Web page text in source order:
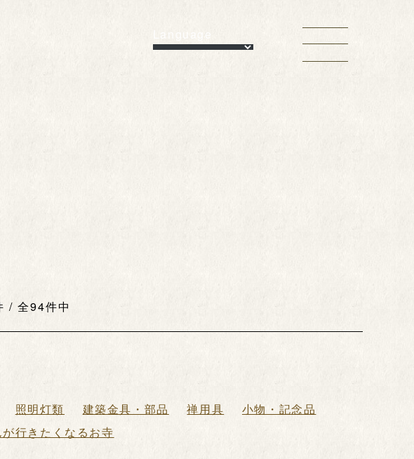
Language
/ 全94件中
照明灯類 建築金具・部品 禅用具
小物・記念品
行きたくなるお寺